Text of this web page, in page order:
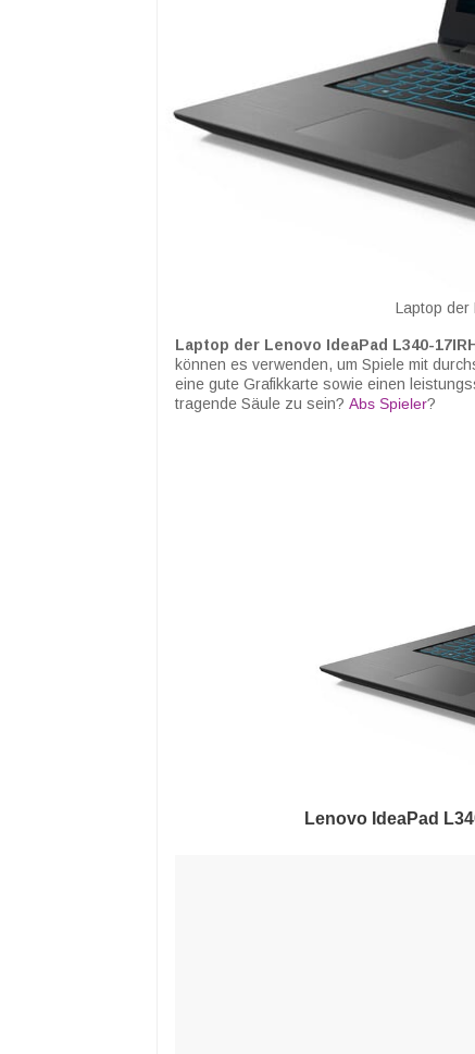
Laptop der
Laptop der Lenovo IdeaPad L340-
können es verwenden, um Spiele mit
eine gute Grafikkarte sowie einen
tragende Säule zu sein? Abs Spieler?
Lenovo IdeaPad